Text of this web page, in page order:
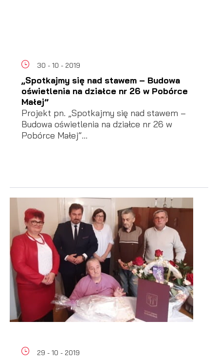
30 - 10 - 2019
„Spotkajmy się nad stawem – Budowa
oświetlenia na działce nr 26 w Pobórce
Małej”
Projekt pn. „Spotkajmy się nad stawem –
Budowa oświetlenia na działce nr 26 w
Pobórce Małej”...
29 - 10 - 2019